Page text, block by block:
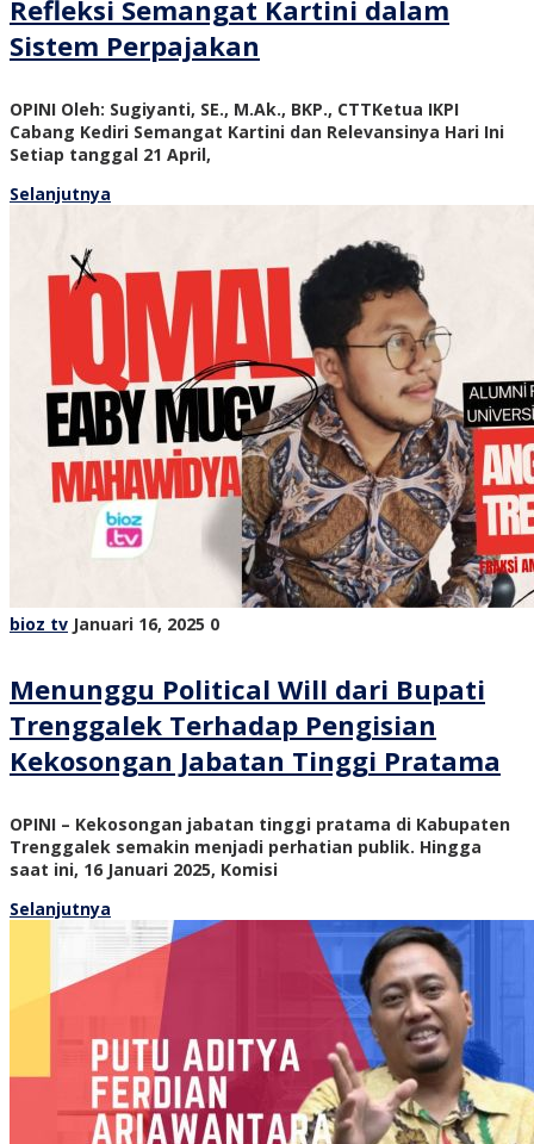
Refleksi Semangat Kartini dalam
Sistem Perpajakan
OPINI Oleh: Sugiyanti, SE., M.Ak., BKP., CTTKetua IKPI
Cabang Kediri Semangat Kartini dan Relevansinya Hari Ini
Setiap tanggal 21 April,
Selanjutnya
bioz tv Januari 16, 2025 0
Menunggu Political Will dari Bupati
Trenggalek Terhadap Pengisian
Kekosongan Jabatan Tinggi Pratama
OPINI – Kekosongan jabatan tinggi pratama di Kabupaten
Trenggalek semakin menjadi perhatian publik. Hingga
saat ini, 16 Januari 2025, Komisi
Selanjutnya